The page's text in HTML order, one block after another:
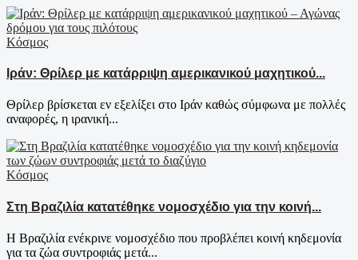
Κόσμος
Ιράν: Θρίλερ με κατάρριψη αμερικανικού μαχητικού...
Θρίλερ βρίσκεται εν εξελίξει στο Ιράν καθώς σύμφωνα με πολλές
αναφορές, η ιρανική...
Κόσμος
Στη Βραζιλία κατατέθηκε νομοσχέδιο για την κοινή...
Η Βραζιλία ενέκρινε νομοσχέδιο που προβλέπει κοινή κηδεμονία
για τα ζώα συντροφιάς μετά...